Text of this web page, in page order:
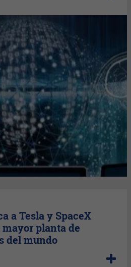
a Tesla y SpaceX
planta de
del mundo